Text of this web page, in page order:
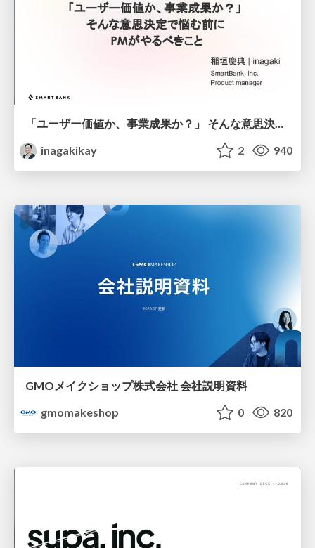
「ユーザー価値か、事業成果か？」 そんな意思決定で悩む前に PMがやるべきこと
inagakikay
2 940
GMOメイクショップ株式会社 会社説明資料
gmomakeshop
0 820